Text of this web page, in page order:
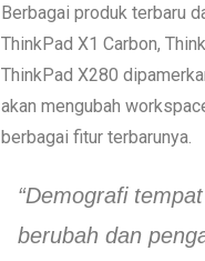
Berbagai produk terbaru
ThinkPad X1 Carbon,
ThinkPad X280
akan mengubah
berbagai fitur terbarunya.
“Demografi
berubah dan